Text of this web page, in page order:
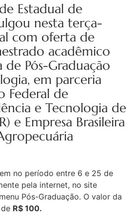
Estadual de
nesta terça-
com oferta de
acadêmico
de Pós-Graduação
em parceria
Federal de
e Tecnologia de
e Empresa Brasileira
no período entre 6 e 25 de
pela internet, no site
Pós-Graduação. O valor da
R$ 100.